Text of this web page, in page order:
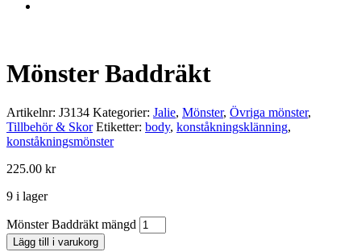
Mönster Baddräkt
Artikelnr: J3134 Kategorier: Jalie, Mönster, Övriga mönster,
Tillbehör & Skor Etiketter: body, konståkningsklänning,
konståkningsmönster
225.00 kr
9 i lager
Mönster Baddräkt mängd
Lägg till i varukorg